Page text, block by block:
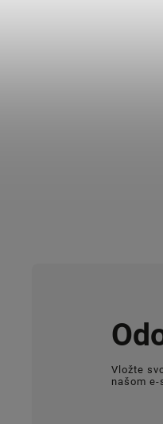
Vložte
našom e-